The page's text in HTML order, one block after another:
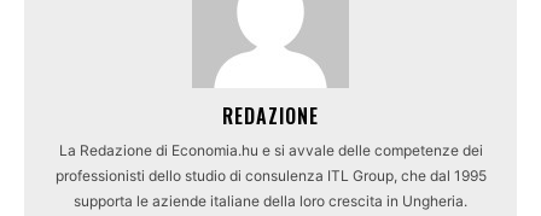
REDAZIONE
La Redazione di Economia.hu e si avvale delle competenze dei
professionisti dello studio di consulenza ITL Group, che dal 1995
supporta le aziende italiane della loro crescita in Ungheria.